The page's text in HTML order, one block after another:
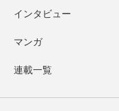
インタビュー
マンガ
連載一覧